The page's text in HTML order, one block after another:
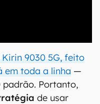
9030 5G, feito
em toda a linha —
padrão. Portanto,
de usar